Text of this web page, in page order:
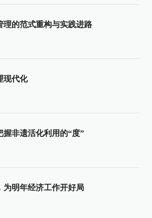
理的范式重构与实践进路
现代化
握非遗活化利用的“度”
为明年经济工作开好局